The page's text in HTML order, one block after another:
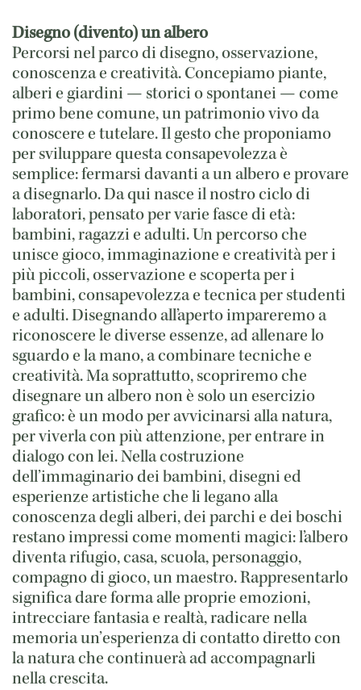
Disegno (divento) un albero
Percorsi nel parco di disegno, osservazione,
conoscenza e creatività. Concepiamo piante,
alberi e giardini — storici o spontanei — come
primo bene comune, un patrimonio vivo da
conoscere e tutelare. Il gesto che proponiamo
per sviluppare questa consapevolezza è
semplice: fermarsi davanti a un albero e provare
a disegnarlo. Da qui nasce il nostro ciclo di
laboratori, pensato per varie fasce di età:
bambini, ragazzi e adulti. Un percorso che
unisce gioco, immaginazione e creatività per i
più piccoli, osservazione e scoperta per i
bambini, consapevolezza e tecnica per studenti
e adulti. Disegnando all’aperto impareremo a
riconoscere le diverse essenze, ad allenare lo
sguardo e la mano, a combinare tecniche e
creatività. Ma soprattutto, scopriremo che
disegnare un albero non è solo un esercizio
grafico: è un modo per avvicinarsi alla natura,
per viverla con più attenzione, per entrare in
dialogo con lei. Nella costruzione
dell’immaginario dei bambini, disegni ed
esperienze artistiche che li legano alla
conoscenza degli alberi, dei parchi e dei boschi
restano impressi come momenti magici: l’albero
diventa rifugio, casa, scuola, personaggio,
compagno di gioco, un maestro. Rappresentarlo
significa dare forma alle proprie emozioni,
intrecciare fantasia e realtà, radicare nella
memoria un’esperienza di contatto diretto con
la natura che continuerà ad accompagnarli
nella crescita.